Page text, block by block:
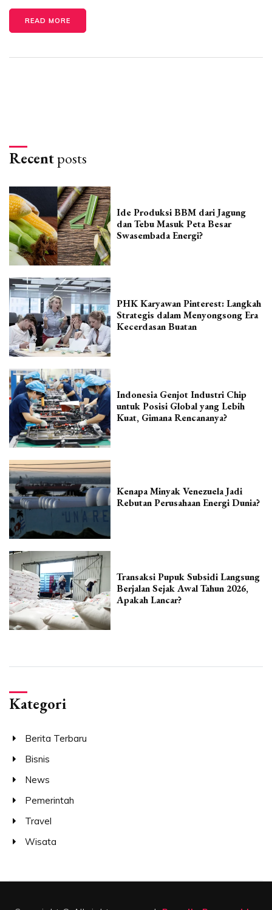
READ MORE
Recentposts
Ide Produksi BBM dari Jagung
dan Tebu Masuk Peta Besar
Swasembada Energi?
PHK Karyawan Pinterest: Langkah
Strategis dalam Menyongsong Era
Kecerdasan Buatan
Indonesia Genjot Industri Chip
untuk Posisi Global yang Lebih
Kuat, Gimana Rencananya?
Kenapa Minyak Venezuela Jadi
Rebutan Perusahaan Energi Dunia?
Transaksi Pupuk Subsidi Langsung
Berjalan Sejak Awal Tahun 2026,
Apakah Lancar?
Kategori
Berita Terbaru
Bisnis
News
Pemerintah
Travel
Wisata